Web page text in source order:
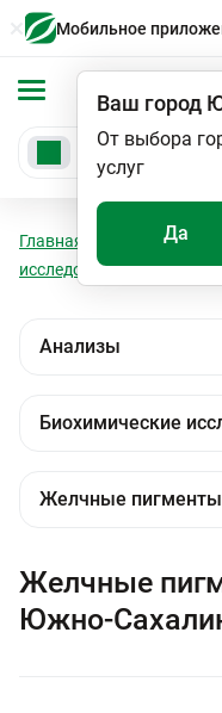
Мобильное
Ваш город
От выбора
услуг
Да
Главная Анализы
исследования
Желчные
Южно-